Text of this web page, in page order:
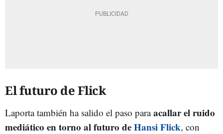
El futuro de Flick
Laporta también ha salido el paso paraacallar el ruido
mediático en torno al futuro deHansi Flick, con